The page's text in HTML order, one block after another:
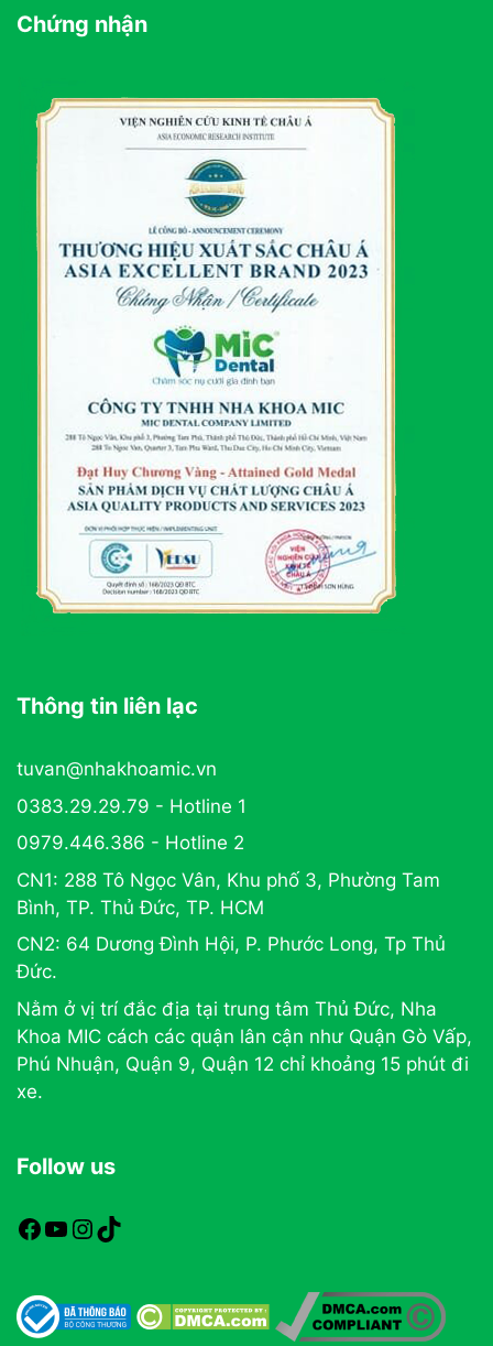
Chứng nhận
Thông tin liên lạc
tuvan@nhakhoamic.vn
0383.29.29.79 - Hotline 1
0979.446.386 - Hotline 2
CN1: 288 Tô Ngọc Vân, Khu phố 3, Phường Tam
Bình, TP. Thủ Đức, TP. HCM
CN2: 64 Dương Đình Hội, P. Phước Long, Tp Thủ
Đức.
Nằm ở vị trí đắc địa tại trung tâm Thủ Đức, Nha
Khoa MIC cách các quận lân cận như Quận Gò Vấp,
Phú Nhuận, Quận 9, Quận 12 chỉ khoảng 15 phút đi
xe.
Follow us
https://www.facebook.com/nhakhoamic
https://www.youtube.com
https://www.instagram.com